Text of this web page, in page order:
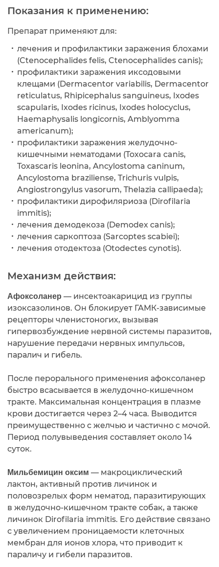
Показания к применению:
Препарат применяют для:
лечения и профилактики заражения блохами
(Ctenocephalides felis, Ctenocephalides canis);
профилактики заражения иксодовыми
клещами (Dermacentor variabilis, Dermacentor
reticulatus, Rhipicephalus sanguineus, Ixodes
scapularis, Ixodes ricinus, Ixodes holocyclus,
Haemaphysalis longicornis, Amblyomma
americanum);
профилактики заражения желудочно-
кишечными нематодами (Toxocara canis,
Toxascaris leonina, Ancylostoma caninum,
Ancylostoma braziliense, Trichuris vulpis,
Angiostrongylus vasorum, Thelazia callipaeda);
профилактики дирофиляриоза (Dirofilaria
immitis);
лечения демодекоза (Demodex canis);
лечения саркоптоза (Sarcoptes scabiei);
лечения отодектоза (Otodectes cynotis).
Механизм действия:
Афоксоланер — инсектоакарицид из группы
изоксазолинов. Он блокирует ГАМК-зависимые
рецепторы членистоногих, вызывая
гипервозбуждение нервной системы паразитов,
нарушение передачи нервных импульсов,
паралич и гибель.
После перорального применения афоксоланер
быстро всасывается в желудочно-кишечном
тракте. Максимальная концентрация в плазме
крови достигается через 2–4 часа. Выводится
преимущественно с желчью и частично с мочой.
Период полувыведения составляет около 14
суток.
Мильбемицин оксим — макроциклический
лактон, активный против личинок и
половозрелых форм нематод, паразитирующих
в желудочно-кишечном тракте собак, а также
личинок Dirofilaria immitis. Его действие связано
с увеличением проницаемости клеточных
мембран для ионов хлора, что приводит к
параличу и гибели паразитов.